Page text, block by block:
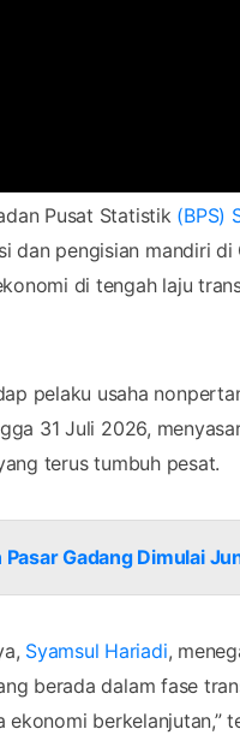
Pusat Statistik (BPS)
dan pengisian mandiri di
di tengah laju
pelaku usaha
31 Juli 2026,
terus tumbuh pesat.
Gadang Dimulai
Syamsul Hariadi,
berada dalam fase
berkelanjutan,”